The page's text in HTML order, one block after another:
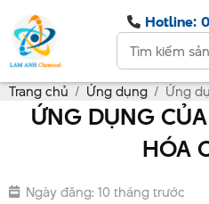
Hotline:
Trang chủ Ứng dụng Ứng
ỨNG DỤNG
HÓA
Ngày đăng: 10 tháng trước